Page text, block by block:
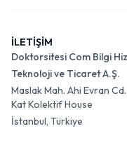
İLETİŞİM
Doktorsitesi Com Bilgi
Teknoloji ve Ticaret A.Ş.
Maslak Mah. Ahi Evran
Kat Kolektif House
İstanbul, Türkiye